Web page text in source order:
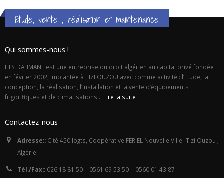
Etude, vente , réalisation et maintenance
Qui sommes-nous !
ETS DAHMANE est une entreprise du droit algérien au capital privé fondée
en février 2002, Implantée à TIZI OUZOU avec comme activité : l’Etude, la
conception, la réalisation, l’installation et la vente d’équipements
frigorifiques et de climatisations... Lire la suite
Contactez-nous
Adresse:: Cité 450 logts, Coopérative FERIEL Nouvelle Ville -Tizi Ouzou ,
Algérie.
Tél./Fax:: 026 18 81 50 | 0561 69 53 50 | 0560 01 43 87